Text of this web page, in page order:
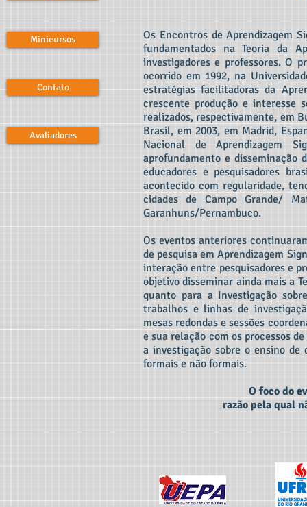
Minicursos
Contato
Avaliadores
Os Encontros de Aprendizagem
fundamentados na Teoria da
investigadores e professores. O
ocorrido em 1992, na
estratégias facilitadoras da
crescente produção e interesse
realizados, respectivamente, em
Brasil, em 2003, em Madrid,
Nacional de Aprendizagem
aprofundamento e disseminação
educadores e pesquisadores
acontecido com regularidade,
cidades de Campo Grande/
Garanhuns/Pernambuco.
Os eventos anteriores
de pesquisa em Aprendizagem
interação entre pesquisadores e
objetivo disseminar ainda mais a
quanto para a Investigação
trabalhos e linhas de
mesas redondas e sessões
e sua relação com os processos
a investigação sobre o ensino
formais e não formais.
O foco do
razão pela qual